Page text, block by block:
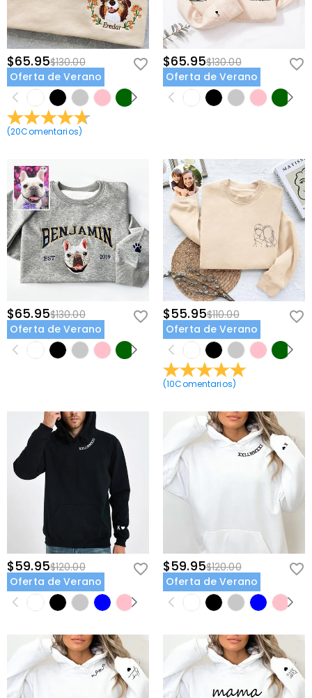
$65.95$130.00
Oferta de Verano
(20Comentarios)
$65.95$130.00
Oferta de Verano
$65.95$130.00
Oferta de Verano
$55.95$110.00
Oferta de Verano
(10Comentarios)
$59.95$120.00
Oferta de Verano
$59.95$120.00
Oferta de Verano